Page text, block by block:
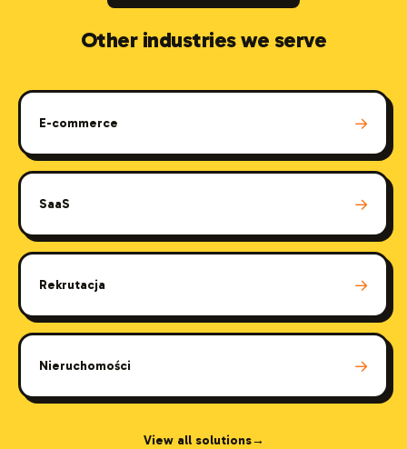
Other industries we serve
E-commerce →
SaaS →
Rekrutacja →
Nieruchomości →
View all solutions→